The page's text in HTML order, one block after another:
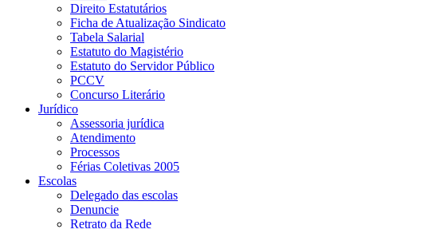
Direito Estatutários
Ficha de Atualização Sindicato
Tabela Salarial
Estatuto do Magistério
Estatuto do Servidor Público
PCCV
Concurso Literário
Jurídico
Assessoria jurídica
Atendimento
Processos
Férias Coletivas 2005
Escolas
Delegado das escolas
Denuncie
Retrato da Rede